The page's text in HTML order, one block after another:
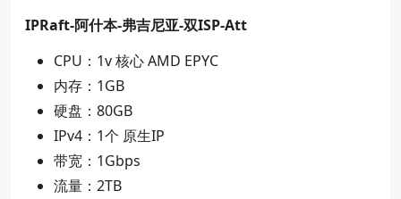
IPRaft-阿什本-弗吉尼亚-双ISP-Att
CPU：1v 核心 AMD EPYC
内存：1GB
硬盘：80GB
IPv4：1个 原生IP
带宽：1Gbps
流量：2TB